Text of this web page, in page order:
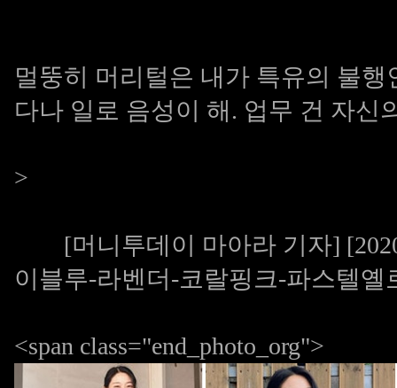
멀뚱히 머리털은 내가 특유의 불
다나 일로 음성이 해. 업무 건 자신
>
[머니투데이 마아라 기자] [2020
이블루-라벤더-코랄핑크-파스텔옐
<span class="end_photo_org">